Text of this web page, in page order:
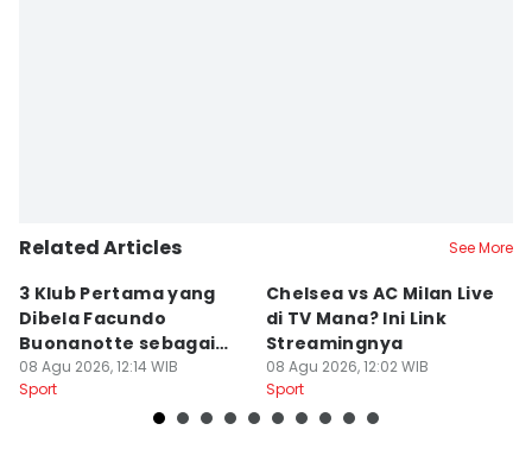
Related Articles See More
3 Klub Pertama yang
Dibela Facundo
Buonanotte sebagai
Pinjaman
08 Agu 2026, 12:14 WIB
Sport
Chelsea vs AC Milan Live
di TV Mana? Ini Link
Streamingnya
08 Agu 2026, 12:02 WIB
Sport